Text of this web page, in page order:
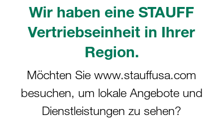
Wir haben eine STAUFF
Vertriebseinheit in Ihrer
Region.
Möchten Sie www.stauffusa.com
besuchen, um lokale Angebote und
Dienstleistungen zu sehen?
STAUFF Line